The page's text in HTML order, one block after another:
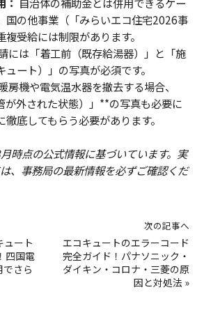
国の他事業（「みらいエコ住宅2026事
受給には制限があります。
には「着工前（既存給湯器）」と「施
ート）」の写真が必須です。
房機や電気温水器を撤去する場合、
が外された状態）」**の写真も必要に
底してもらう必要があります。
時点の公式情報に基づいています。実
、事務局の最新情報を必ずご確認くだ
ュート
四国電
さら
次の記事へ
エコキュートのエラーコード
完全ガイド！パナソニック・
ダイキン・コロナ・三菱の原
因と対処法 »